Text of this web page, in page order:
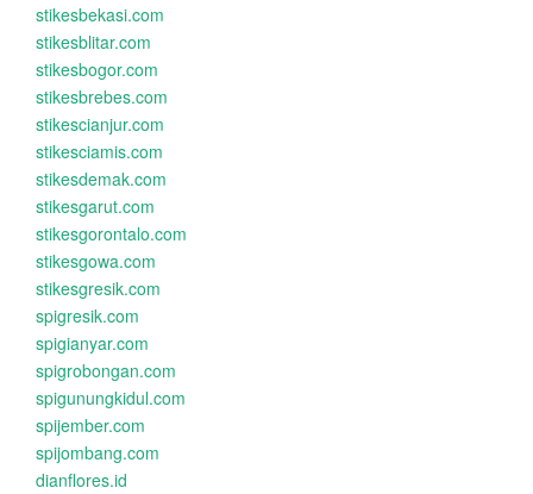
stikesbekasi.com
stikesblitar.com
stikesbogor.com
stikesbrebes.com
stikescianjur.com
stikesciamis.com
stikesdemak.com
stikesgarut.com
stikesgorontalo.com
stikesgowa.com
stikesgresik.com
spigresik.com
spigianyar.com
spigrobongan.com
spigunungkidul.com
spijember.com
spijombang.com
dianflores.id